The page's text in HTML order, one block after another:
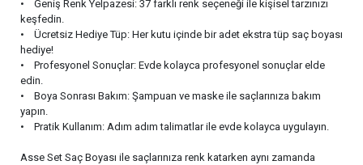
• Geniş Renk Yelpazesi: 37 farklı renk seçeneği ile kişisel tarzınızı
keşfedin.
• Ücretsiz Hediye Tüp: Her kutu içinde bir adet ekstra tüp saç boyası
hediye!
• Profesyonel Sonuçlar: Evde kolayca profesyonel sonuçlar elde
edin.
• Boya Sonrası Bakım: Şampuan ve maske ile saçlarınıza bakım
yapın.
• Pratik Kullanım: Adım adım talimatlar ile evde kolayca uygulayın.
Asse Set Saç Boyası ile saçlarınıza renk katarken aynı zamanda